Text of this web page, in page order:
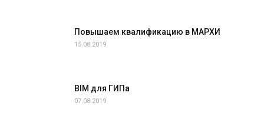
Повышаем квалификацию в МАРХИ
15.08.2019
BIM для ГИПа
07.08.2019